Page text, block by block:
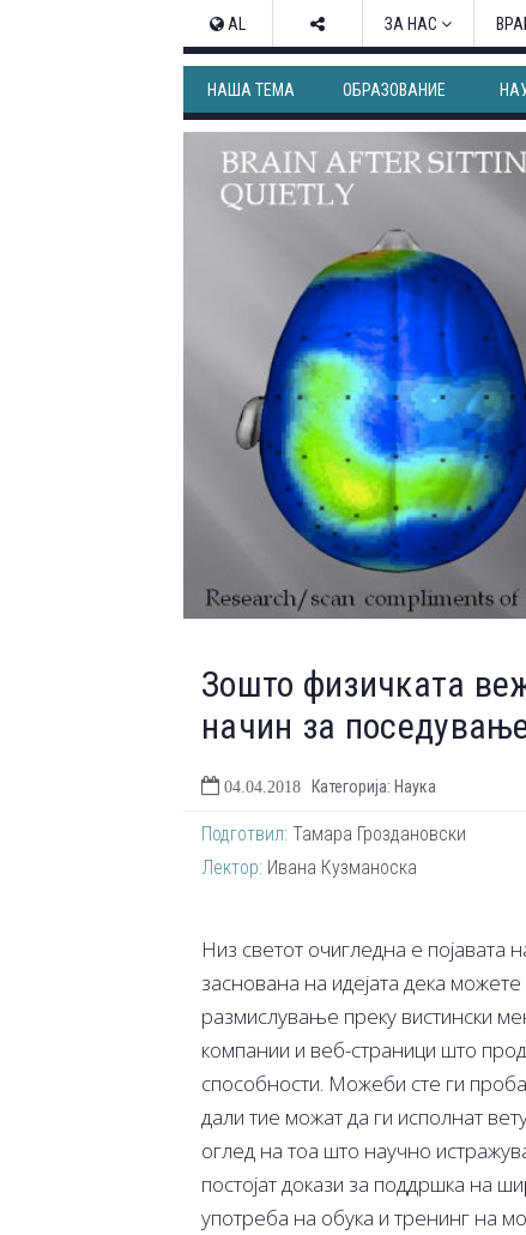
AL ЗА НАС
НАША ТЕМА ОБРАЗОВАНИЕ
Зошто физичката
начин за
04.04.2018 Категорија: Наука
Подготвил: Тамара Гроздановски
Лектор: Ивана Кузманоска
Низ светот очигледна е појавата
заснована на идејата дека
размислување преку вистински
компании и веб-страници што
способности. Можеби сте ги
дали тие можат да ги исполнат
оглед на тоа што научно
постојат докази за поддршка на
употреба на обука и тренинг на